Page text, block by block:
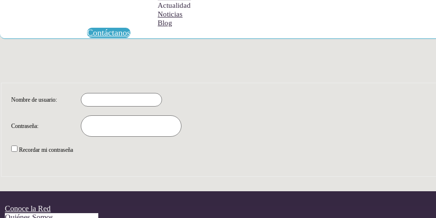
Actualidad
Noticias
Blog
Contáctanos
Nombre de usuario:
Contraseña:
Recordar mi contraseña
Conoce la Red